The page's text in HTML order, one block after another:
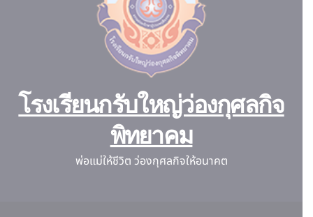
โรงเรียนกรับใหญ่ว่องกุศลกิจ
พิทยาคม
พ่อแม่ให้ชีวิต ว่องกุศลกิจให้อนาคต